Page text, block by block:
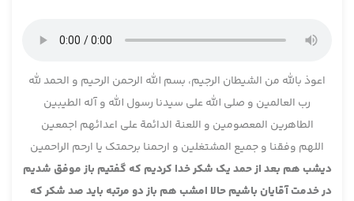
اعوذ بالله من الشیطان الرجیم، بسم الله الرحمن الرحیم و الحمد لله
رب العالمین و صلی الله علی سیدنا رسول الله و آله الطیبین
الطاهرین المعصومین و اللعنة الدائمة علی اعدائهم اجمعین
اللهم وفقنا و جمیع المشتغلین و ارحمنا برحمتک یا ارحم الراحمین
دیشب هم بعد از حمد یک شکر خدا کردیم که گفتیم باز موفق شدیم
در خدمت آقایان باشیم حالا امشب هم باز دو مرتبه باید صد شکر که